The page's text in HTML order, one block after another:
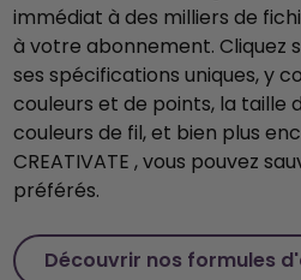
immédiat à des milliers de
à votre abonnement. Cliquez
ses spécifications uniques, y
couleurs et de points, la taille
couleurs de fil, et bien plus
CREATIVATE , vous pouvez
préférés.
Découvrir nos formules